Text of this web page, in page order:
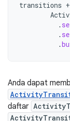
transitions
.
.
.
Anda dapat
daftar